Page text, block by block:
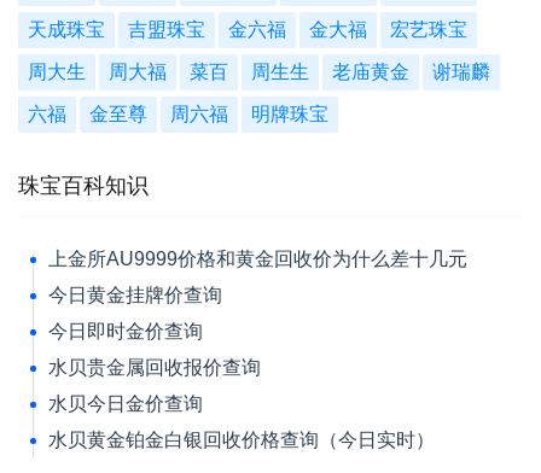
天成珠宝 吉盟珠宝 金六福 金大福 宏艺珠宝
周大生 周大福 菜百 周生生 老庙黄金 谢瑞麟
六福 金至尊 周六福 明牌珠宝
珠宝百科知识
上金所AU9999价格和黄金回收价为什么差十几元
今日黄金挂牌价查询
今日即时金价查询
水贝贵金属回收报价查询
水贝今日金价查询
水贝黄金铂金白银回收价格查询（今日实时）